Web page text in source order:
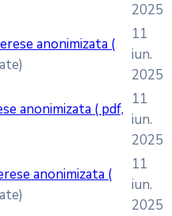
2025
anonimizata (
11
iun.
2025
anonimizata ( pdf,
11
iun.
2025
anonimizata (
11
iun.
2025